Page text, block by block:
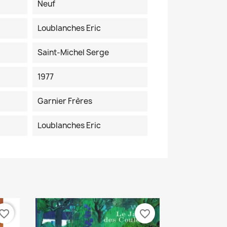
Neuf
Loublanches Eric
Saint-Michel Serge
1977
Garnier Frères
Loublanches Eric
favorite_border